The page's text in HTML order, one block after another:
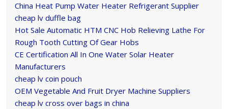
China Heat Pump Water Heater Refrigerant Supplier
cheap lv duffle bag
Hot Sale Automatic HTM CNC Hob Relieving Lathe For
Rough Tooth Cutting Of Gear Hobs
CE Certification All In One Water Solar Heater
Manufacturers
cheap lv coin pouch
OEM Vegetable And Fruit Dryer Machine Suppliers
cheap lv cross over bags in china